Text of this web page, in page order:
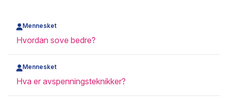
Mennesket
Hvordan sove bedre?
Mennesket
Hva er avspenningsteknikker?